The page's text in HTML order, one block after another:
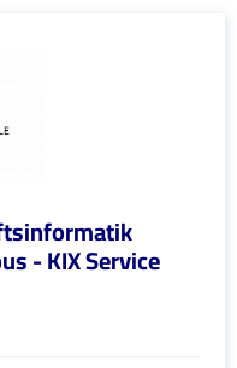
- KIX Service